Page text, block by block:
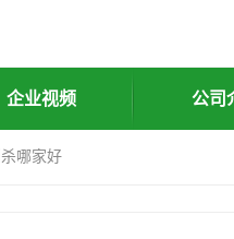
企业视频 公司
哪家好